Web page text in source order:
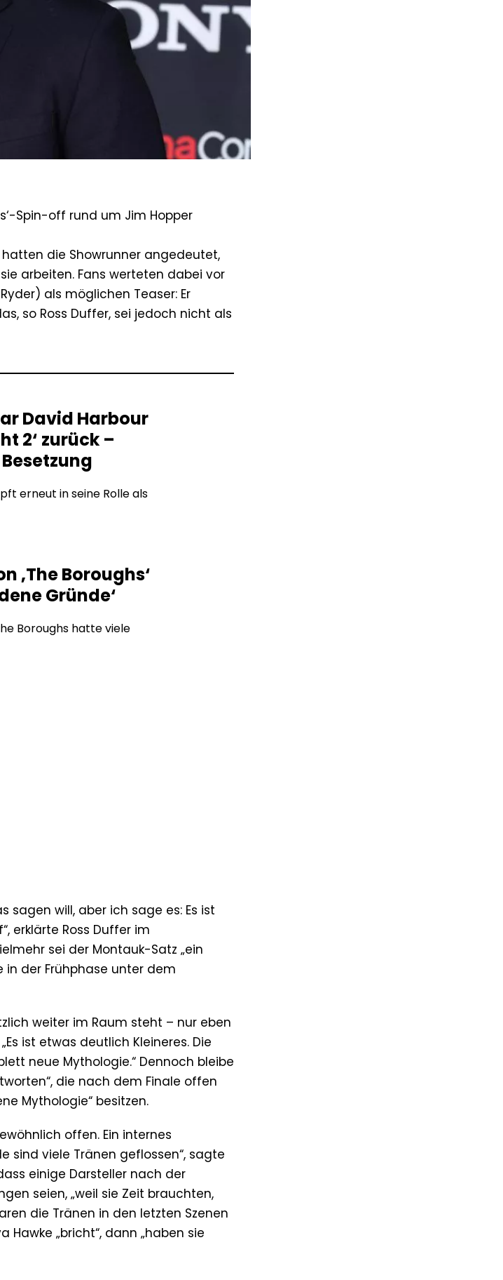
Spin-off rund um Jim Hopper
die Showrunner angedeutet,
arbeiten. Fans werteten dabei vor
als möglichen Teaser: Er
so Ross Duffer, sei jedoch nicht als
David Harbour
2‘ zurück –
erneut in seine Rolle als
‚The Boroughs‘
Gründe‘
Boroughs hatte viele
sagen will, aber ich sage es: Es ist
erklärte Ross Duffer im
sei der Montauk-Satz „ein
in der Frühphase unter dem
weiter im Raum steht – nur eben
ist etwas deutlich Kleineres. Die
neue Mythologie.“ Dennoch bleibe
die nach dem Finale offen
Mythologie“ besitzen.
offen. Ein internes
sind viele Tränen geflossen“, sagte
einige Darsteller nach der
seien, „weil sie Zeit brauchten,
die Tränen in den letzten Szenen
Hawke „bricht“, dann „haben sie